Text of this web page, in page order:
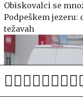
Obiskovalci se
Podpeškem
težavah